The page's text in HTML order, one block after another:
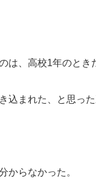
は、高校1年のとき
込まれた、と思っ
からなかった。